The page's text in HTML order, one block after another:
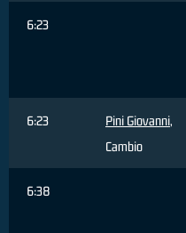
6:23
6:23 Pini Giovanni,
Cambio
6:38